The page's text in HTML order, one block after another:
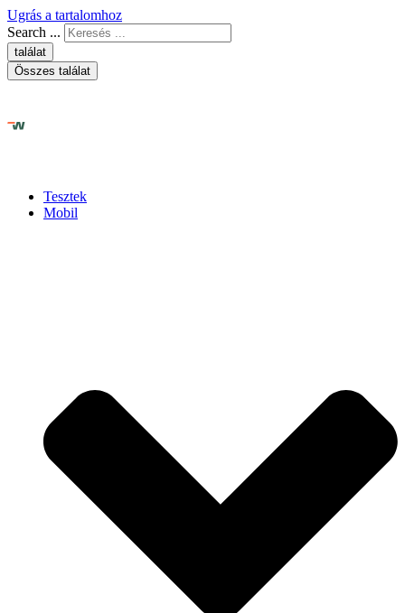
Ugrás a tartalomhoz
Search ...
találat
Összes találat
Tesztek
Mobil